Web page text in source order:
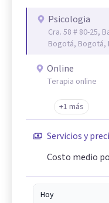
Psicologia
Cra. 58 # 80-25,
Bogotá, Bogotá,
Online
Terapia online
+1 más
Servicios y
Costo medio
Hoy